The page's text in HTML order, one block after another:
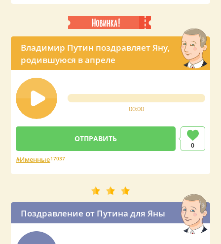
Владимир Путин поздравляет Яну,
родившуюся в апреле
00:00
0
Именные17037
Поздравление от Путина для Яны